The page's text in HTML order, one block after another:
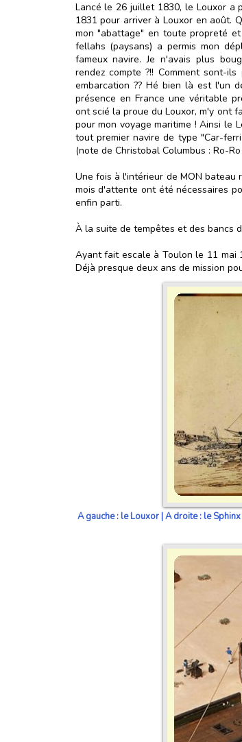
Lancé le 26 juillet 1830, le Louxor a
1831 pour arriver à Louxor en août.
mon "abattage" en toute propreté
fellahs (paysans) a permis mon
fameux navire. Je n'avais plus
rendez compte ?!! Comment sont-
embarcation ?? Hé bien là est l'un
présence en France une véritable
ont scié la proue du Louxor, m'y ont
pour mon voyage maritime ! Ainsi le
tout premier navire de type "Car-
(note de Christobal Columbus : Ro-
Une fois à l'intérieur de MON
mois d'attente ont été nécessaires
enfin parti.
À la suite de tempêtes et des bancs
Ayant fait escale à Toulon le 11 mai
Déjà presque deux ans de mission
A gauche : le Louxor | A droite : le